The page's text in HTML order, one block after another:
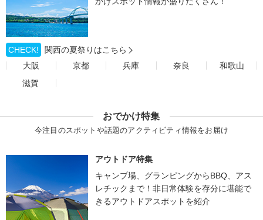
CHECK!
関西の夏祭りはこちら
大阪
京都 兵庫 奈良
和歌山
滋賀
おでかけ特集
今注目のスポットや話題のアクティビティ情報をお届け
アウトドア特集
キャンプ場、グランピングからBBQ、アス
レチックまで！非日常体験を存分に堪能で
きるアウトドアスポットを紹介